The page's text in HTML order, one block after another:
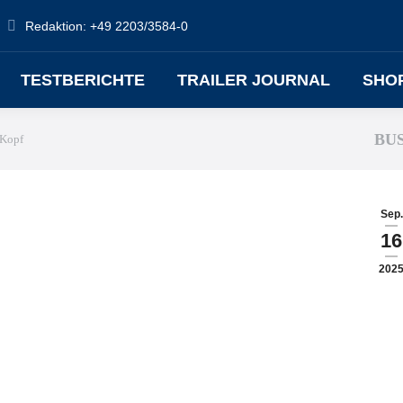
Redaktion: +49 2203/3584-0
TESTBERICHTE TRAILER JOURNAL
Sep.
16
2025